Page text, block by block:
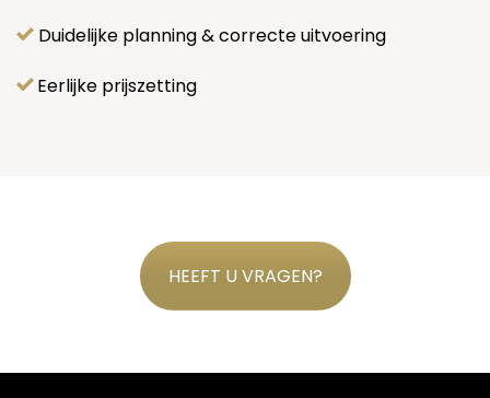
Duidelijke planning & correcte uitvoering
Eerlijke prijszetting
HEEFT U VRAGEN?